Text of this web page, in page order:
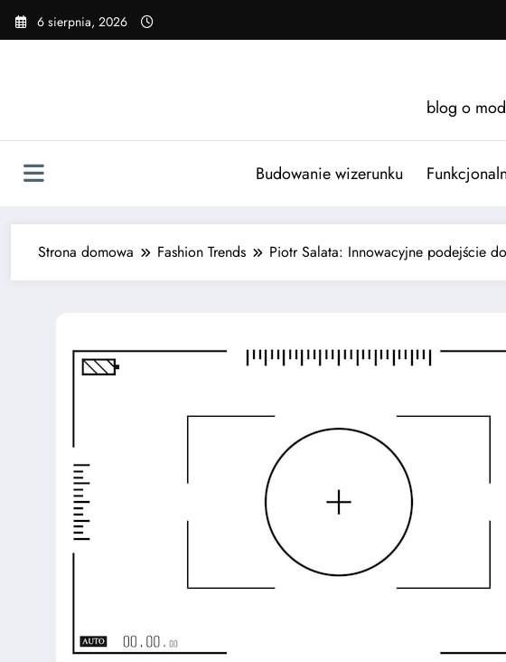
Skip
6 sierpnia, 2026
blog o
Budowanie wizerunku
Strona domowa Fashion Trends Piotr Salata: Innowacyjne podejście